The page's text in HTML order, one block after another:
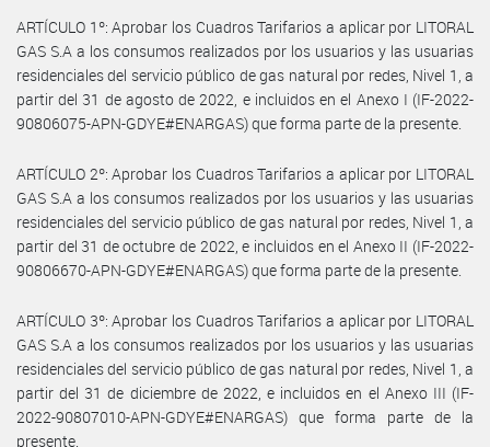
ARTÍCULO 1º: Aprobar los Cuadros Tarifarios a aplicar por LITORAL
GAS S.A a los consumos realizados por los usuarios y las usuarias
residenciales del servicio público de gas natural por redes, Nivel 1, a
partir del 31 de agosto de 2022, e incluidos en el Anexo I (IF-2022-
90806075-APN-GDYE#ENARGAS) que forma parte de la presente.
ARTÍCULO 2º: Aprobar los Cuadros Tarifarios a aplicar por LITORAL
GAS S.A a los consumos realizados por los usuarios y las usuarias
residenciales del servicio público de gas natural por redes, Nivel 1, a
partir del 31 de octubre de 2022, e incluidos en el Anexo II (IF-2022-
90806670-APN-GDYE#ENARGAS) que forma parte de la presente.
ARTÍCULO 3º: Aprobar los Cuadros Tarifarios a aplicar por LITORAL
GAS S.A a los consumos realizados por los usuarios y las usuarias
residenciales del servicio público de gas natural por redes, Nivel 1, a
partir del 31 de diciembre de 2022, e incluidos en el Anexo III (IF-
2022-90807010-APN-GDYE#ENARGAS) que forma parte de la
presente.